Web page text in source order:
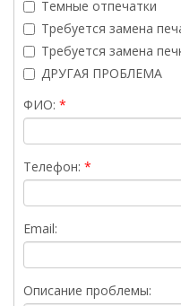
Темные отпечатки
Требуется замена
Требуется замена
ДРУГАЯ ПРОБЛЕМА
ФИО:
Телефон:
Email:
Описание проблемы: